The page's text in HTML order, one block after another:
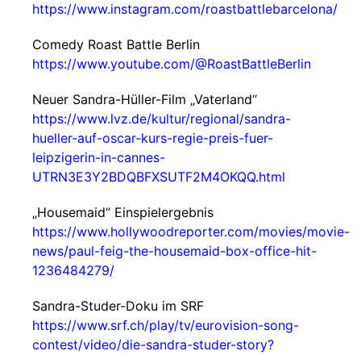
https://www.instagram.com/roastbattlebarcelona/
Comedy Roast Battle Berlin
https://www.youtube.com/@RoastBattleBerlin
Neuer Sandra-Hüller-Film „Vaterland“
https://www.lvz.de/kultur/regional/sandra-
hueller-auf-oscar-kurs-regie-preis-fuer-
leipzigerin-in-cannes-
UTRN3E3Y2BDQBFXSUTF2M4OKQQ.html
„Housemaid“ Einspielergebnis
https://www.hollywoodreporter.com/movies/movie-
news/paul-feig-the-housemaid-box-office-hit-
1236484279/
Sandra-Studer-Doku im SRF
https://www.srf.ch/play/tv/eurovision-song-
contest/video/die-sandra-studer-story?